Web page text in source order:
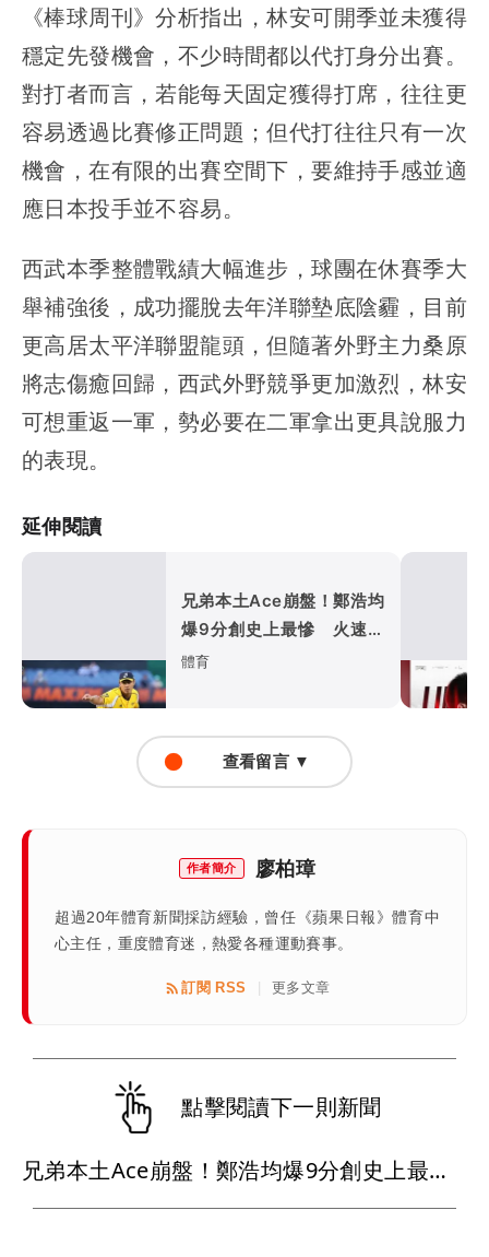
《棒球周刊》分析指出，林安可開季並未獲得
穩定先發機會，不少時間都以代打身分出賽。
對打者而言，若能每天固定獲得打席，往往更
容易透過比賽修正問題；但代打往往只有一次
機會，在有限的出賽空間下，要維持手感並適
應日本投手並不容易。
西武本季整體戰績大幅進步，球團在休賽季大
舉補強後，成功擺脫去年洋聯墊底陰霾，目前
更高居太平洋聯盟龍頭，但隨著外野主力桑原
將志傷癒回歸，西武外野競爭更加激烈，林安
可想重返一軍，勢必要在二軍拿出更具說服力
的表現。
延伸閱讀
兄弟本土Ace崩盤！鄭浩均
爆9分創史上最慘 火速下
放二軍
體育
查看留言 ▼
作者簡介 廖柏璋
超過20年體育新聞採訪經驗，曾任《蘋果日報》體育中
心主任，重度體育迷，熱愛各種運動賽事。
訂閱 RSS 更多文章
點擊閱讀下一則新聞
兄弟本土Ace崩盤！鄭浩均爆9分創史上最慘 火速下放二軍